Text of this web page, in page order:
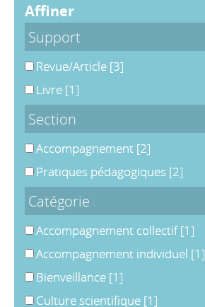
affiner
Support
Revue/Article [3]
Livre [1]
Section
Accompagnement [2]
Pratiques pédagogiques [2]
Catégorie
Accompagnement collectif[1]
Accompagnement individuel [1]
Bienveillance [1]
Culture scientifique [1]